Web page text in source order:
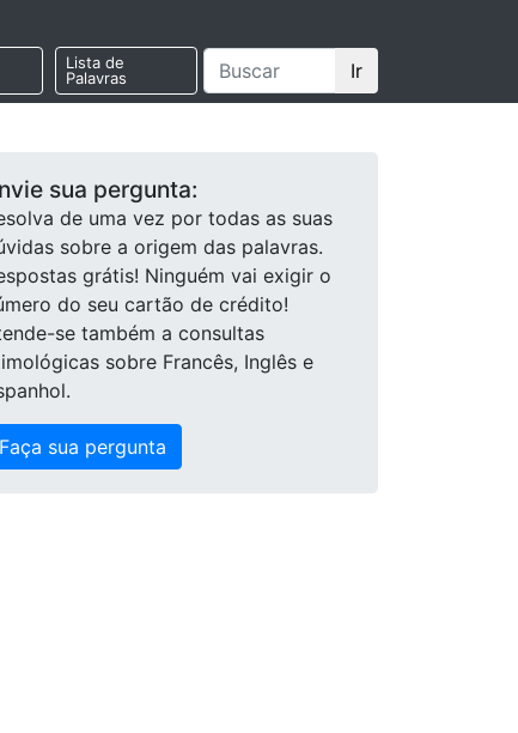
Lista de
Palavras
Ir
sua pergunta:
de uma vez por todas as suas
sobre a origem das palavras.
grátis! Ninguém vai exigir o
do seu cartão de crédito!
se também a consultas
sobre Francês, Inglês e
Faça sua pergunta